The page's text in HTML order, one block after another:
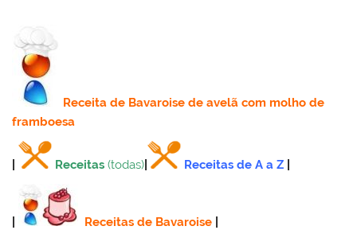
Receitade Bavaroise de avelã com molho de
framboesa
Receitas (todas) Receitas de A a Z
Receitas de Bavaroise